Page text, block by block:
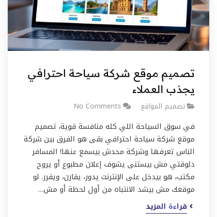
تصميم موقع شركة سياحة احترافي
يجذب العملاء
تصميم المواقع No Comments
في سوق السياحة اللي كله منافسة قوية، تصميم
موقع شركة سياحة احترافي بقى هو الفرق بين شركة
الناس تعرفها وشركة محدش بيسمع عنها! المسافر
دلوقتي مش بيستنى يشوف إعلان مطبوع أو يروح
مكتب، هو بيدخل على الإنترنت يدور، يقارن، ويقرر. لو
موقعك مش بيشد الانتباه من أول لحظة أو مش…
قراءة المزيد